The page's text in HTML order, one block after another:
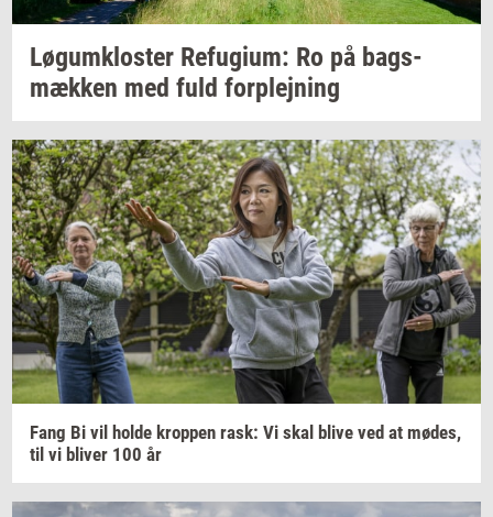
Løgum­klo­ster Re­fu­gi­um: Ro på bags­
mæk­ken med fuld for­plej­ning
Fang Bi vil holde krop­pen rask: Vi skal blive ved at mødes,
til vi bli­ver 100 år